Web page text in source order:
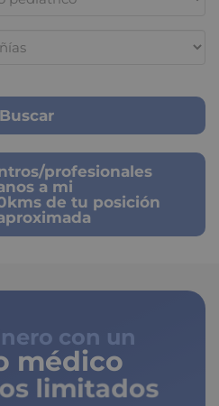
Buscar
profesionales
a mi
de tu posición
con un
médico
limitados